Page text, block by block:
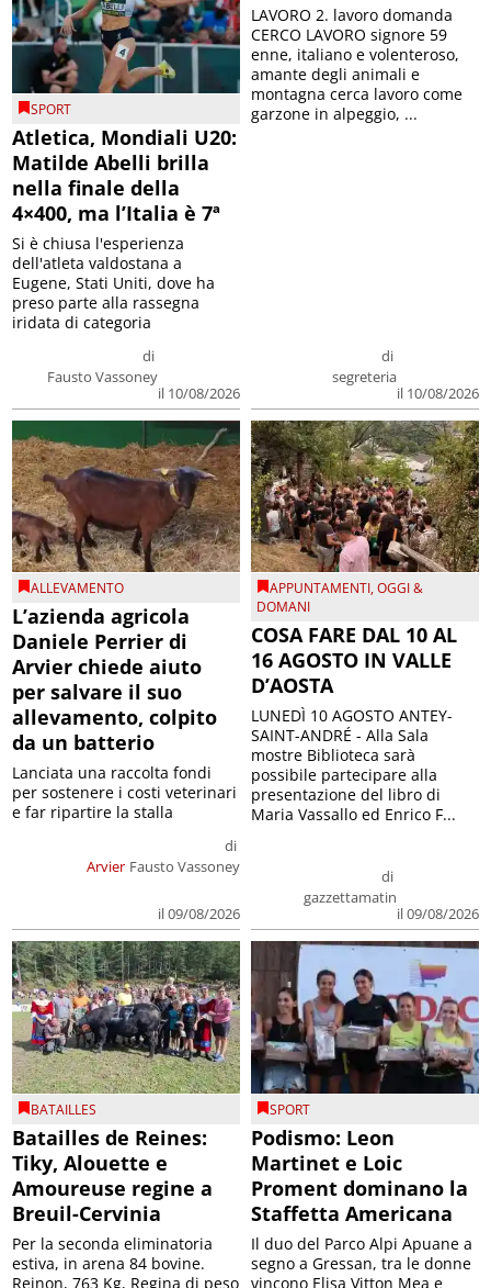
SPORT
Atletica, Mondiali U20:
Matilde Abelli brilla
nella finale della
4×400, ma l’Italia è 7ª
di
Fausto Vassoney
il 10/08/2026
Si è chiusa l'esperienza
dell'atleta valdostana a
Eugene, Stati Uniti, dove ha
preso parte alla rassegna
iridata di categoria
di
segreteria
il 10/08/2026
LAVORO 2. lavoro domanda
CERCO LAVORO signore 59
enne, italiano e volenteroso,
amante degli animali e
montagna cerca lavoro come
garzone in alpeggio, ...
ALLEVAMENTO
L’azienda agricola
Daniele Perrier di
Arvier chiede aiuto
per salvare il suo
allevamento, colpito
da un batterio
Arvier
di
Fausto Vassoney
il 09/08/2026
Lanciata una raccolta fondi
per sostenere i costi veterinari
e far ripartire la stalla
APPUNTAMENTI,OGGI &
DOMANI
COSA FARE DAL 10 AL
16 AGOSTO IN VALLE
D’AOSTA
di
gazzettamatin
il 09/08/2026
LUNEDÌ 10 AGOSTO ANTEY-
SAINT-ANDRÉ - Alla Sala
mostre Biblioteca sarà
possibile partecipare alla
presentazione del libro di
Maria Vassallo ed Enrico F...
BATAILLES
Batailles de Reines:
Tiky, Alouette e
Amoureuse regine a
Breuil-Cervinia
Per la seconda eliminatoria
estiva, in arena 84 bovine.
Reinon, 763 Kg, Regina di peso
SPORT
Podismo: Leon
Martinet e Loic
Proment dominano la
Staffetta Americana
Il duo del Parco Alpi Apuane a
segno a Gressan, tra le donne
vincono Elisa Vitton Mea e